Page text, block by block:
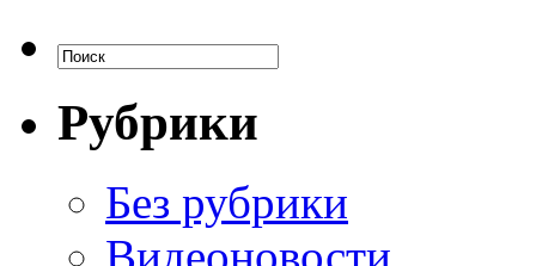
Рубрики
Без рубрики
Видеоновости